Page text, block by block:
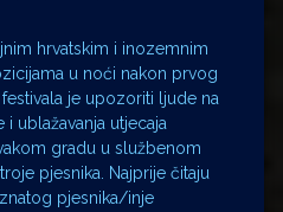
hrvatskim i inozemnim
u noći nakon prvog
je upozoriti ljude na
ublažavanja utjecaja
gradu u službenom
pjesnika. Najprije čitaju
pjesnika/inje